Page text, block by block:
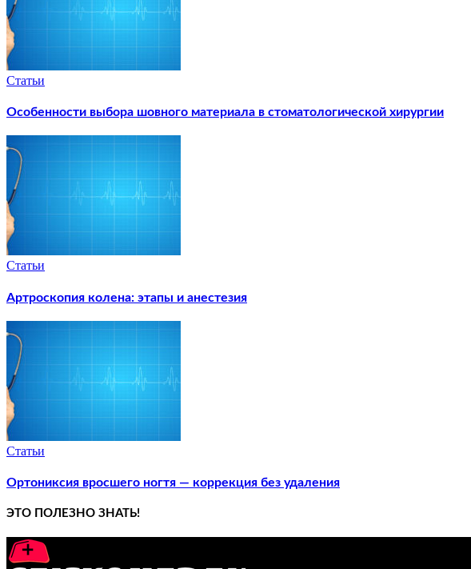
Статьи
Особенности выбора шовного материала в стоматологической хирургии
Статьи
Артроскопия колена: этапы и анестезия
Статьи
Ортониксия вросшего ногтя — коррекция без удаления
ЭТО ПОЛЕЗНО ЗНАТЬ!